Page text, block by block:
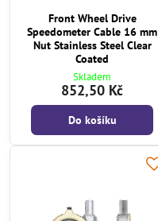
Front Wheel Drive
Speedometer Cable 16 mm
Nut Stainless Steel Clear
Coated
Skladem
852,50 Kč
Do košíku